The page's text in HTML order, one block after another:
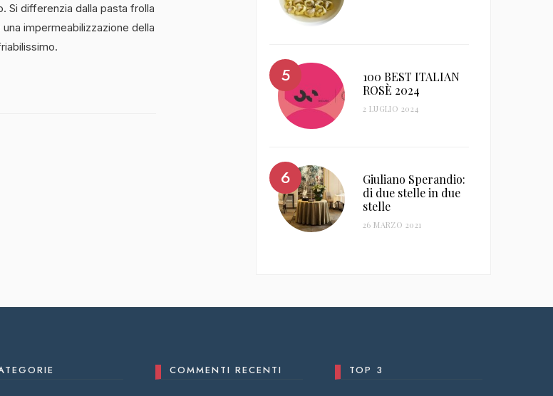
Si differenzia dalla pasta frolla
impermeabilizzazione della
100 BEST ITALIAN
ROSÈ 2024
2 LUGLIO 2024
Giuliano Sperandio:
di due stelle in due
stelle
26 MARZO 2021
COMMENTI RECENTI TOP 3